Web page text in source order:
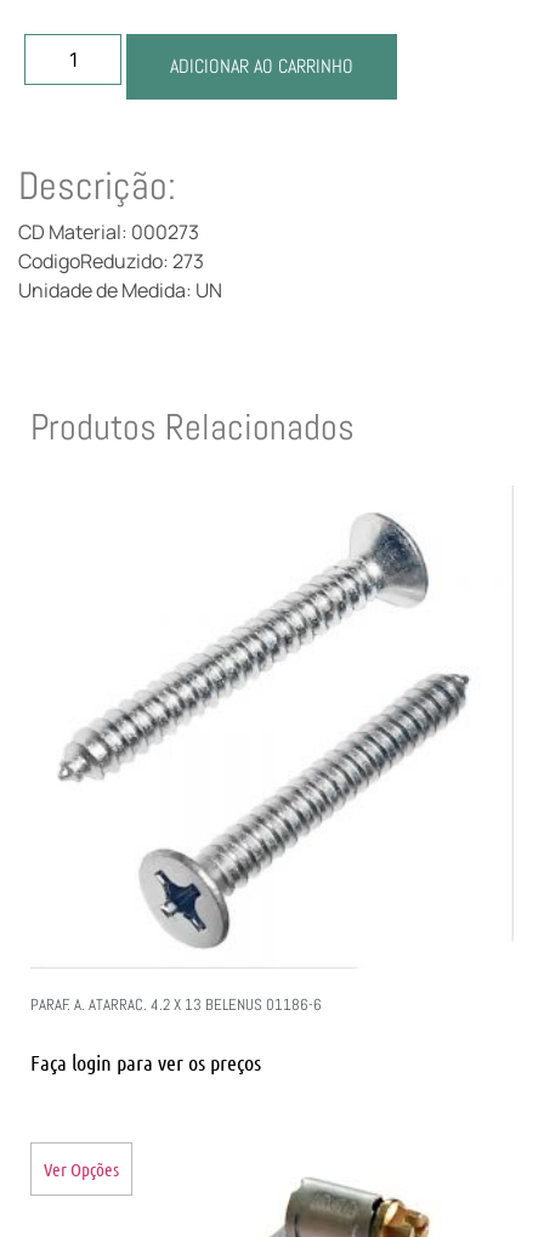
ADICIONAR AO CARRINHO
Descrição:
CD Material: 000273
CodigoReduzido: 273
Unidade de Medida: UN
Produtos Relacionados
PARAF. A. ATARRAC. 4.2 X 13 BELENUS 01186-6
Faça login para ver os preços
Ver Opções